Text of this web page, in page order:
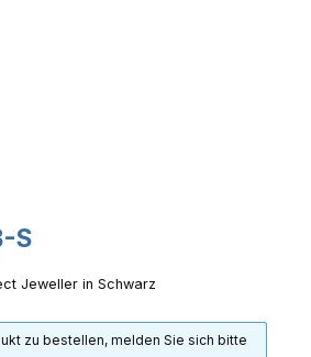
S
Jeweller in Schwarz
zu bestellen, melden Sie sich bitte